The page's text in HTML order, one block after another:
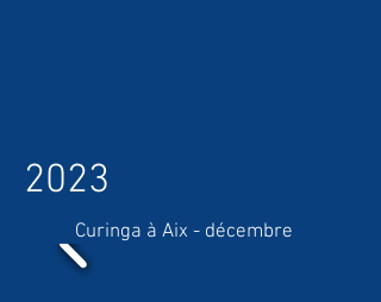
2023
Curinga à Aix - décembre